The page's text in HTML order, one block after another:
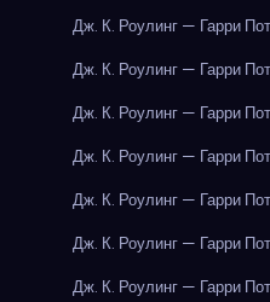
Дж. К. Роулинг — Гарри
Дж. К. Роулинг — Гарри
Дж. К. Роулинг — Гарри
Дж. К. Роулинг — Гарри
Дж. К. Роулинг — Гарри
Дж. К. Роулинг — Гарри
Дж. К. Роулинг — Гарри